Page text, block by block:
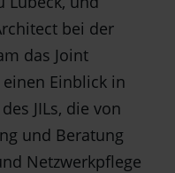
bei der
das Joint
Einblick in
JILs, die von
und Beratung
Netzwerkpflege